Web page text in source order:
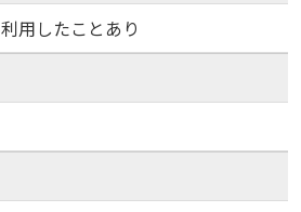
利用したことあり